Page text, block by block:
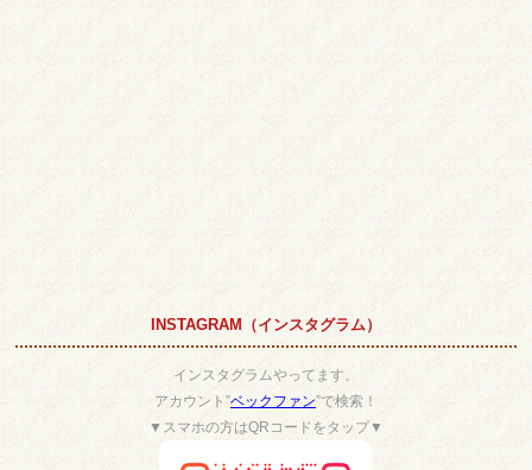
INSTAGRAM（インスタグラム）
インスタグラムやってます。
アカウント”ベックファン”で検索！
▼スマホの方はQRコードをタップ▼